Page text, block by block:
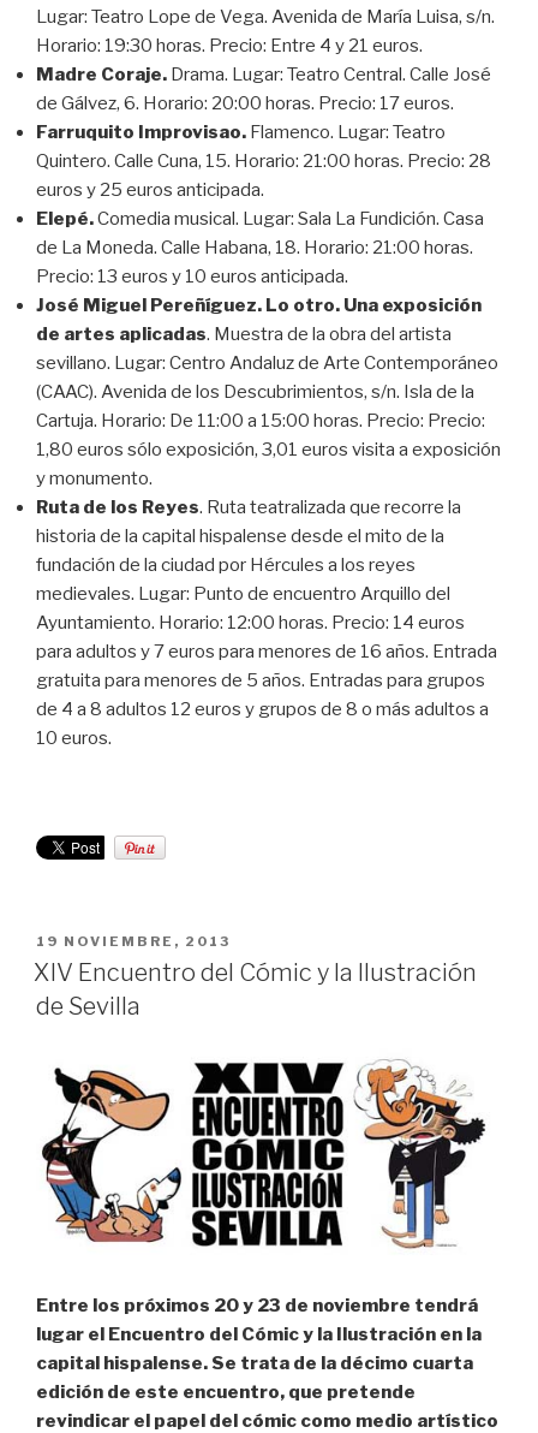
Lugar: Teatro Lope de Vega. Avenida de María Luisa, s/n.
Horario: 19:30 horas. Precio: Entre 4 y 21 euros.
Madre Coraje. Drama. Lugar: Teatro Central. Calle José
de Gálvez, 6. Horario: 20:00 horas. Precio: 17 euros.
Farruquito Improvisao. Flamenco. Lugar: Teatro
Quintero. Calle Cuna, 15. Horario: 21:00 horas. Precio: 28
euros y 25 euros anticipada.
Elepé.Comedia musical. Lugar: Sala La Fundición. Casa
de La Moneda. Calle Habana, 18. Horario: 21:00 horas.
Precio: 13 euros y 10 euros anticipada.
José Miguel Pereñíguez. Lo otro. Una exposición
de artes aplicadas. Muestra de la obra del artista
sevillano. Lugar: Centro Andaluz de Arte Contemporáneo
(CAAC). Avenida de los Descubrimientos, s/n. Isla de la
Cartuja. Horario: De 11:00 a 15:00 horas. Precio: Precio:
1,80 euros sólo exposición, 3,01 euros visita a exposición
y monumento.
Ruta de los Reyes. Ruta teatralizada que recorre la
historia de la capital hispalense desde el mito de la
fundación de la ciudad por Hércules a los reyes
medievales. Lugar: Punto de encuentro Arquillo del
Ayuntamiento. Horario: 12:00 horas. Precio: 14 euros
para adultos y 7 euros para menores de 16 años. Entrada
gratuita para menores de 5 años. Entradas para grupos
de 4 a 8 adultos 12 euros y grupos de 8 o más adultos a
10 euros.
PUBLICADO
EL
19 NOVIEMBRE, 2013
XIV Encuentro del Cómic y la Ilustración
de Sevilla
Entre los próximos 20 y 23 de noviembre tendrá
lugar el Encuentro del Cómic y la Ilustración en la
capital hispalense. Se trata de la décimo cuarta
edición de este encuentro, que pretende
revindicar el papel del cómic como medio artístico